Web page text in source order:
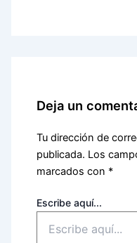
Deja un
Tu dirección de
publicada. Los
marcados con *
Escribe aquí...